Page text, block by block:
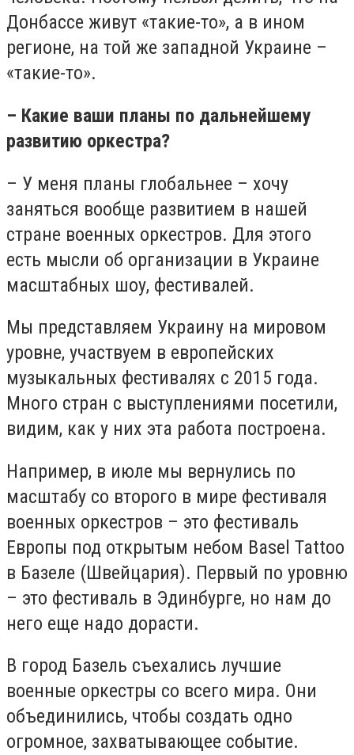
Донбассе живут «такие-то», а в ином
регионе, на той же западной Украине –
«такие-то».
– Какие ваши планы по дальнейшему
развитию оркестра?
– У меня планы глобальнее – хочу
заняться вообще развитием в нашей
стране военных оркестров. Для этого
есть мысли об организации в Украине
масштабных шоу, фестивалей.
Мы представляем Украину на мировом
уровне, участвуем в европейских
музыкальных фестивалях с 2015 года.
Много стран с выступлениями посетили,
видим, как у них эта работа построена.
Например, в июле мы вернулись по
масштабу со второго в мире фестиваля
военных оркестров – это фестиваль
Европы под открытым небом Basel Tattoo
в Базеле (Швейцария). Первый по уровню
– это фестиваль в Эдинбурге, но нам до
него еще надо дорасти.
В город Базель съехались лучшие
военные оркестры со всего мира. Они
объединились, чтобы создать одно
огромное, захватывающее событие.